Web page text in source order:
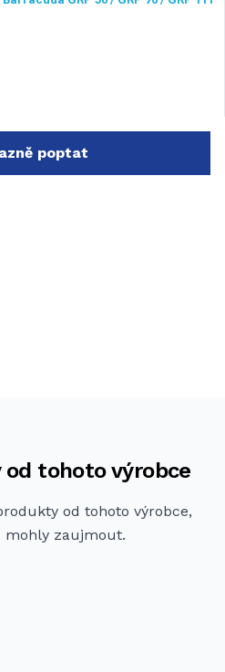
poptat
tohoto výrobce
od tohoto výrobce,
mohly zaujmout.